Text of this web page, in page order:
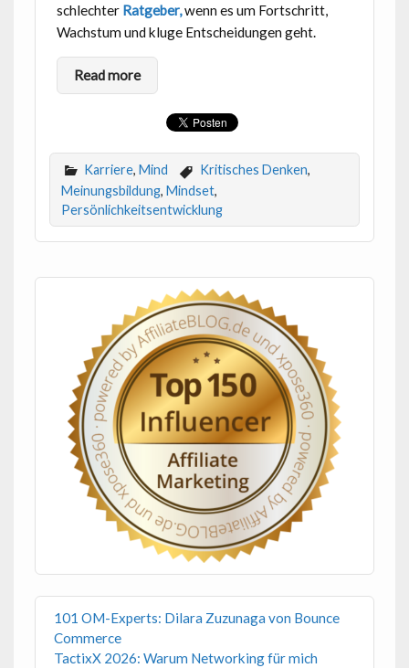
schlechter Ratgeber,wenn es um Fortschritt,
Wachstum und kluge Entscheidungen geht.
Read more
Karriere, Mind Kritisches Denken,
Meinungsbildung, Mindset,
Persönlichkeitsentwicklung
101 OM-Experts: Dilara Zuzunaga von Bounce
Commerce
TactixX 2026: Warum Networking für mich